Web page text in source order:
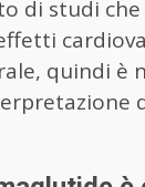
di studi
quindi è